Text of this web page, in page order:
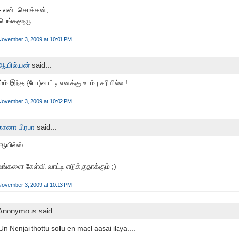
என். சொக்கன்,
3, 2009 at 10:01 PM
said...
இந்த {போ)வாட்டி எனக்கு உடம்பு சரியில்ல !
3, 2009 at 10:02 PM
பிரபா said...
கேள்வி வாட்டி எடுக்குதாக்கும் ;)
3, 2009 at 10:13 PM
said...
Un Nenjai thottu sollu en mael aasai ilaya....